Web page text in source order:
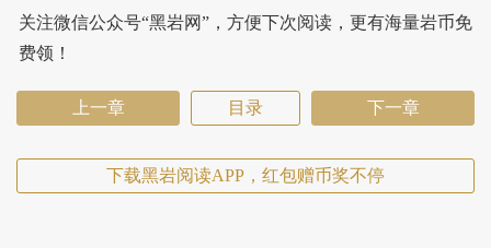
关注微信公众号“黑岩网”，方便下次阅读，更有海量岩币免
费领！
上一章 目录 下一章
下载黑岩阅读APP，红包赠币奖不停